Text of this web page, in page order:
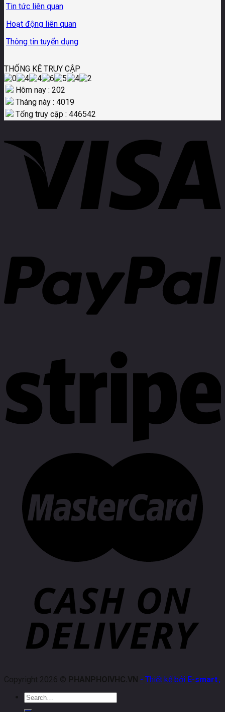
Tin tức liên quan
Hoạt động liên quan
Thông tin tuyển dụng
THỐNG KÊ TRUY CẬP
Hôm nay : 202
Tháng này : 4019
Tổng truy cập : 446542
Copyright 2026 © PHANPHOIVHC.VN - Thiết kế bởi E-smart,
Search